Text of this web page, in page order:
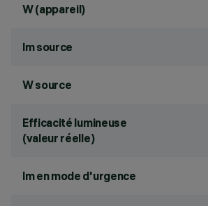
W (appareil)
lm source
W source
Efficacité lumineuse
(valeur réelle)
lm en mode d'urgence